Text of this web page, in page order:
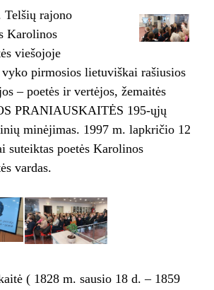
Telšių rajono
Karolinos
viešojoje
pirmosios lietuviškai rašiusios
– poetės ir vertėjos, žemaitės
PRANIAUSKAITĖS 195-ųjų
minėjimas. 1997 m. lapkričio 12
suteiktas poetės Karolinos
vardas.
( 1828 m. sausio 18 d. – 1859